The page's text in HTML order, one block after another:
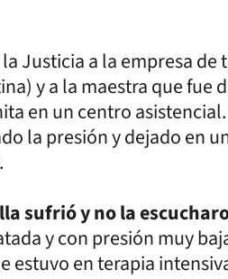
Justicia a la empresa de
y a la maestra que fue
en un centro asistencial.
la presión y dejado en
sufrió y no la
y con presión muy
estuvo en terapia